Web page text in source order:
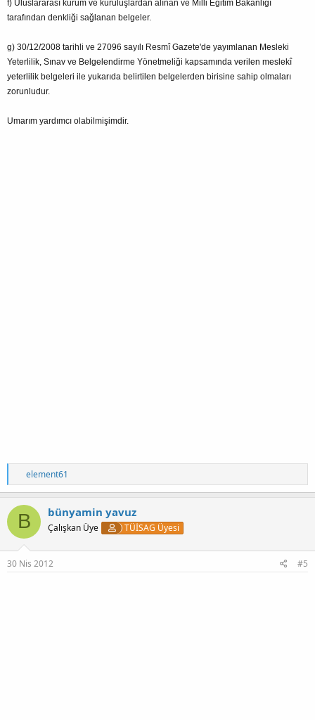
f) Uluslararası kurum ve kuruluşlardan alınan ve Milli Eğitim Bakanlığı
tarafından denkliği sağlanan belgeler.
g) 30/12/2008 tarihli ve 27096 sayılı Resmî Gazete'de yayımlanan Mesleki
Yeterlilik, Sınav ve Belgelendirme Yönetmeliği kapsamında verilen meslekî
yeterlilik belgeleri ile yukarıda belirtilen belgelerden birisine sahip olmaları
zorunludur.
Umarım yardımcı olabilmişimdir.
T
e
p
k
i
l
e
r
:
element61
B bünyamin yavuz
Çalışkan Üye TÜİSAG Üyesi
30 Nis 2012 #5